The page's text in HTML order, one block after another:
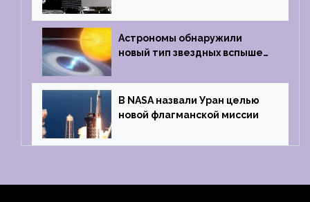
Griffin
Астрономы обнаружили
новый тип звездных вспышек
В NASA назвали Уран целью
новой флагманской миссии